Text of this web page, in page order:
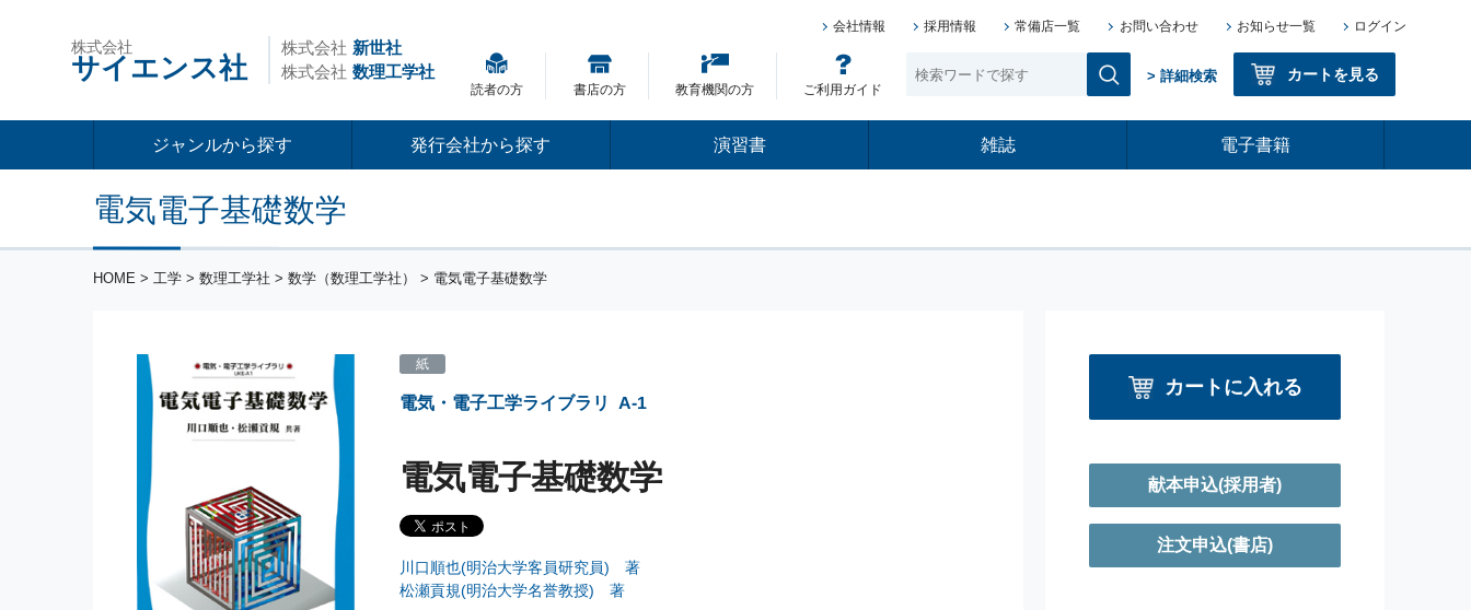
株式会社
サイエンス社
株式会社 新世社
株式会社 数理工学社
会社情報 採用情報 常備店一覧 お問い合わせ お知らせ一覧 ログイン
読者の方 書店の方 教育機関の方 ご利用ガイド
> 詳細検索 カートを見る
ジャンルから探す 発行会社から探す 演習書 雑誌 電子書籍
電気電子基礎数学
HOME > 工学 > 数理工学社 > 数学（数理工学社） > 電気電子基礎数学
紙
電気・電子工学ライブラリ A-1
電気電子基礎数学
川口順也(明治大学客員研究員) 著
松瀬貢規(明治大学名誉教授) 著
カートに入れる
献本申込(採用者)
注文申込(書店)